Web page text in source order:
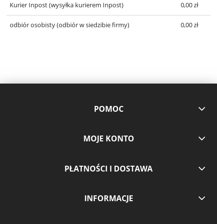
Kurier Inpost(wysyłka kurierem Inpost) 0,00 zł
odbiór osobisty(odbiór w siedzibie firmy) 0,00 zł
POMOC
MOJE KONTO
PŁATNOŚCI I DOSTAWA
INFORMACJE